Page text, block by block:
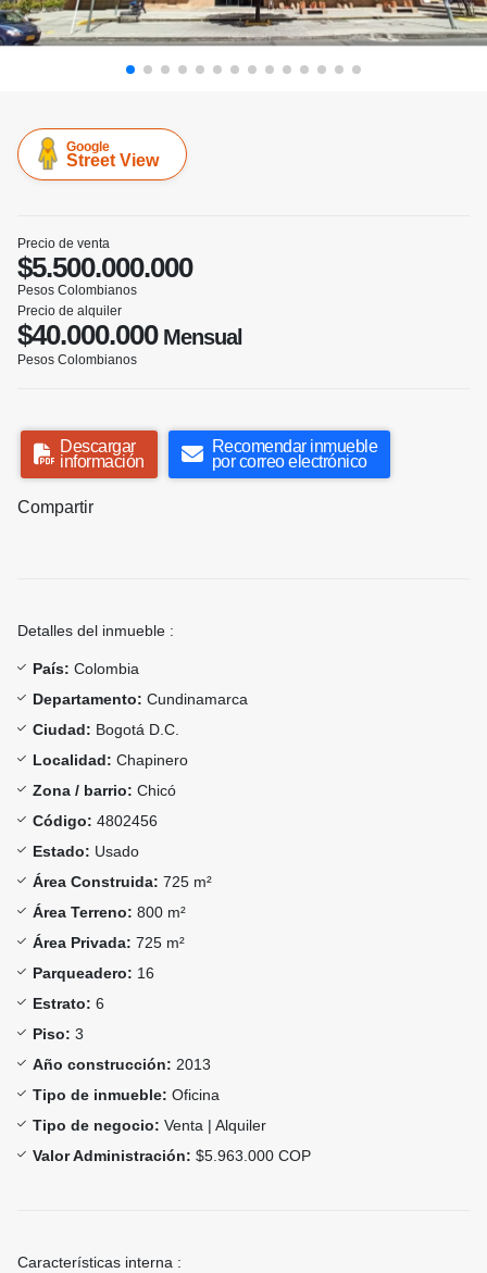
Google
Street View
Precio de venta
$5.500.000.000
Pesos Colombianos
Precio de alquiler
$40.000.000Mensual
Pesos Colombianos
Descargar
información
Recomendar inmueble
por correo electrónico
Compartir
Detalles del inmueble :
País: Colombia
Departamento: Cundinamarca
Ciudad: Bogotá D.C.
Localidad: Chapinero
Zona / barrio: Chicó
Código: 4802456
Estado: Usado
Área Construida: 725 m²
Área Terreno: 800 m²
Área Privada: 725 m²
Parqueadero: 16
Estrato: 6
Piso: 3
Año construcción: 2013
Tipo de inmueble: Oficina
Tipo de negocio: Venta | Alquiler
Valor Administración: $5.963.000 COP
Características interna :